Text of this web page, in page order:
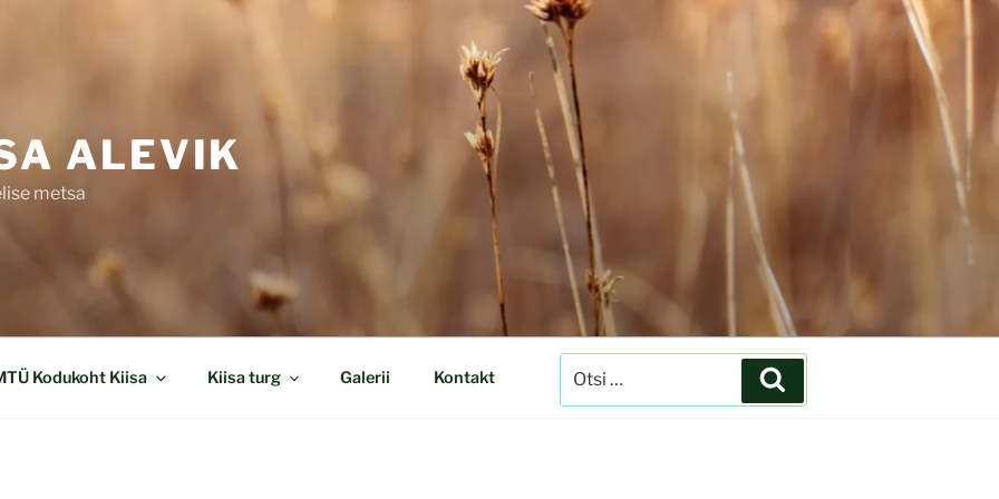
ALEVIK
metsa
Kodukoht Kiisa Kiisa turg Galerii Kontakt
Otsi: